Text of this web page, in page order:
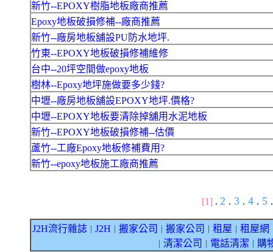
新竹--EPOXY樹脂地板廠商推薦
Epoxy地板破損修補--廠商推薦
新竹--廠房地板舖設PU防水地坪.
竹東--EPOXY地板破損修補維修
台中--20坪空間做epoxy地板
樹林--Epoxy地坪施做要多少錢?
中壢--廠房地板舖設EPOXY地坪.價格?
中壢--EPOXY地板要清除掉舖用水泥地板
新竹--EPOXY地板破損修補--估價
蘆竹--工廠Epoxy地板修補費用?
新竹--epoxy地板施工廠商推薦
[1] . 2 . 3 . 4 . 5 .
J2H流行雜誌 J2H 搬家公司 搬家公司 租屋 租屋網
清潔公司 電話清潔 購